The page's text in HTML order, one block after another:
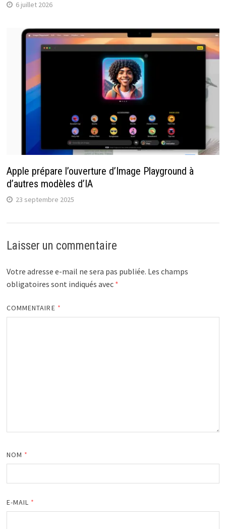
6 juillet 2026
Apple prépare l’ouverture d’Image Playground à
d’autres modèles d’IA
23 septembre 2025
Laisser un commentaire
Votre adresse e-mail ne sera pas publiée. Les champs
obligatoires sont indiqués avec *
COMMENTAIRE *
NOM *
E-MAIL *